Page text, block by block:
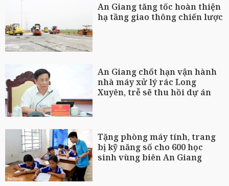
An Giang tăng tốc hoàn thiện
hạ tầng giao thông chiến lược
An Giang chốt hạn vận hành
nhà máy xử lý rác Long
Xuyên, trễ sẽ thu hồi dự án
Tặng phòng máy tính, trang
bị kỹ năng số cho 600 học
sinh vùng biên An Giang